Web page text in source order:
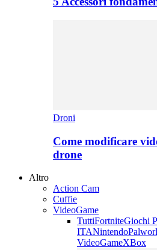
Droni
Come modificare
drone
Altro
Action Cam
Cuffie
VideoGame
TuttiFortniteGiochi
ITANintendo
VideoGameXBox